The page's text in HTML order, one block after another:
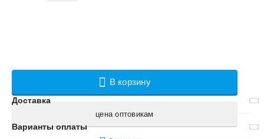
В корзину
цена оптовикам
Доставка
Варианты оплаты